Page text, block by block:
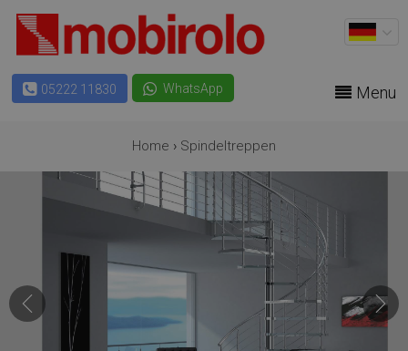
05222 11830 WhatsApp Menu
Home › Spindeltreppen